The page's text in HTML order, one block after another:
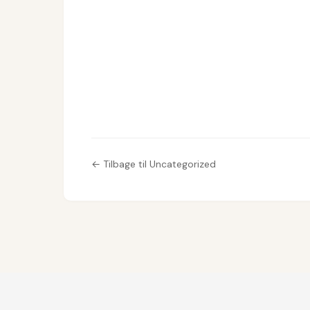
← Tilbage til Uncategorized